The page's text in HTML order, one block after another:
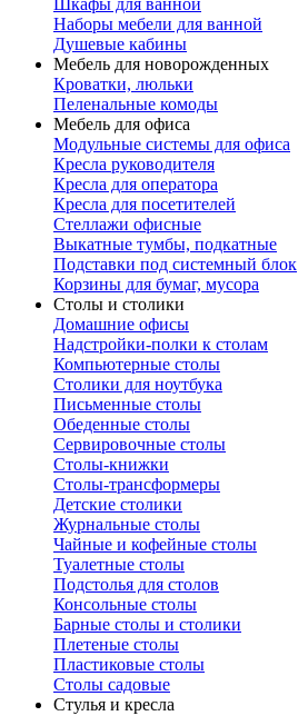
Шкафы для ванной
Наборы мебели для ванной
Душевые кабины
Мебель для новорожденных
Кроватки, люльки
Пеленальные комоды
Мебель для офиса
Модульные системы для офиса
Кресла руководителя
Кресла для оператора
Кресла для посетителей
Стеллажи офисные
Выкатные тумбы, подкатные
Подставки под системный блок
Корзины для бумаг, мусора
Столы и столики
Домашние офисы
Надстройки-полки к столам
Компьютерные столы
Столики для ноутбука
Письменные столы
Обеденные столы
Сервировочные столы
Столы-книжки
Столы-трансформеры
Детские столики
Журнальные столы
Чайные и кофейные столы
Туалетные столы
Подстолья для столов
Консольные столы
Барные столы и столики
Плетеные столы
Пластиковые столы
Столы садовые
Стулья и кресла